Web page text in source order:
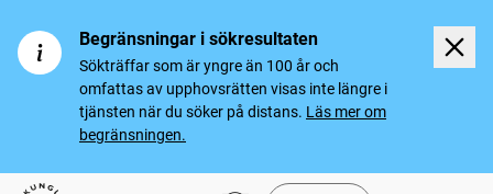
Begränsningar i sökresultaten
Sökträffar som är yngre än 100 år och
omfattas av upphovsrätten visas inte längre i
tjänsten när du söker på distans. Läs mer om
begränsningen.